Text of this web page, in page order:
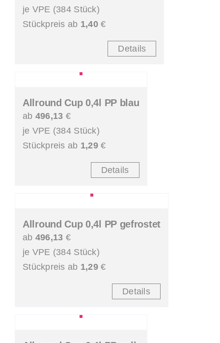
je VPE (384 Stück)
Stückpreis ab 1,40€
Details
Allround Cup 0,4l PP blau
ab 496,13 €
je VPE (384 Stück)
Stückpreis ab 1,29€
Details
Allround Cup 0,4l PP gefrostet
ab 496,13 €
je VPE (384 Stück)
Stückpreis ab 1,29€
Details